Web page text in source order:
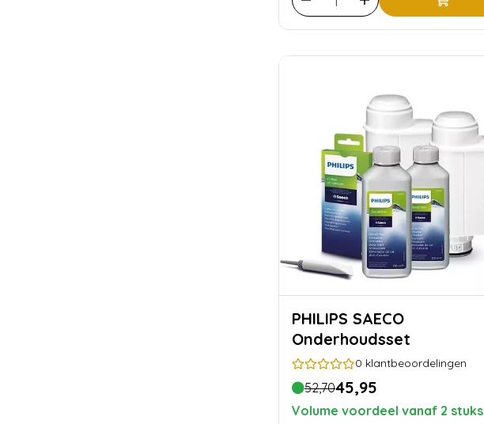
PHILIPS SAECO
Onderhoudsset
0 klantbeoordelingen
52,7045,95
Volume voordeel vanaf 2 stuks